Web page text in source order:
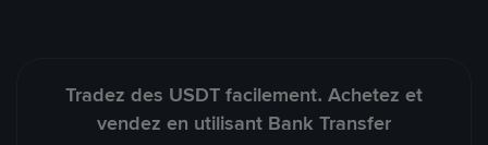
Tradez des USDT facilement. Achetez et
vendez en utilisant Bank Transfer